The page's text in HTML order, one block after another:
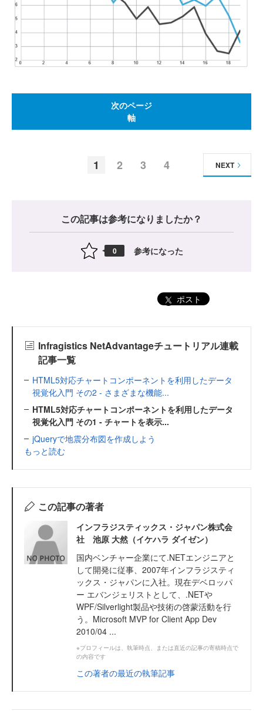
次のページ
軸
1 2 3 4 NEXT
この記事は参考になりましたか？
0 参考になった
ポスト
Infragistics NetAdvantageチュートリアル連載
記事一覧
HTML5対応チャートコンポーネントを利用したデータ
視覚化入門 その2 - さまざまな機能...
HTML5対応チャートコンポーネントを利用したデータ
視覚化入門 その1 - チャートを表示...
jQueryで地震分布図を作成しよう
もっと読む
この記事の著者
インフラジスティックス・ジャパン株式会
社 池原 大然（イケハラ ダイゼン）
国内ベンチャー企業にて.NETエンジニアと
して開発に従事、2007年インフラジスティ
ックス・ジャパンに入社。現在デベロッパ
ー エバンジェリストとして、.NETや
WPF/Silverlight製品や技術の啓蒙活動を行
う。Microsoft MVP for Client App Dev
2010/04 ...
※プロフィールは、執筆時点、または直近の記事の寄稿時点で
の内容です
この著者の最近の執筆記事